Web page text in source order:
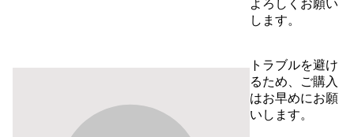
よろしくお願い
します。
トラブルを避け
るため、ご購入
はお早めにお願
いします。